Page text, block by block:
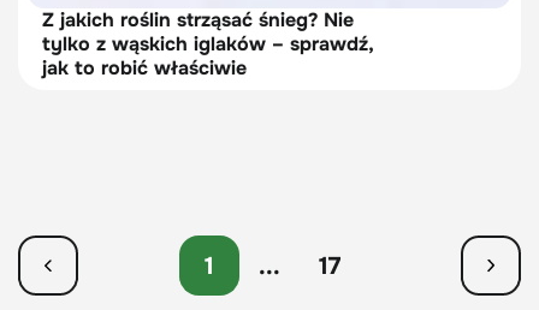
Z jakich roślin strząsać śnieg? Nie
tylko z wąskich iglaków – sprawdź,
jak to robić właściwie
1 ... 17